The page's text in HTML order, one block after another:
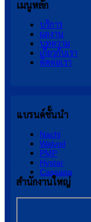
เมนูหลัก
บริการ
ผลงาน
บทความ
เกี่ยวกับเรา
ติดต่อเรา
แบรนด์ชั้นนำ
Nachi
Walvoil
PMP
Hystar
Cassapa
สำนักงานใหญ่